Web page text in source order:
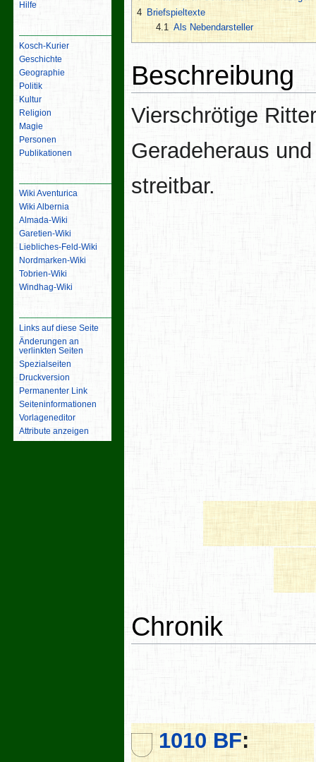
4 Briefspieltexte
4.1 Als Nebendarsteller
Beschreibung
Vierschrötige
Geradeheraus und
streitbar.
Chronik
1010 BF:
Hilfe
Kosch-Kurier
Geschichte
Geographie
Politik
Kultur
Religion
Magie
Personen
Publikationen
Wiki Aventurica
Wiki Albernia
Almada-Wiki
Garetien-Wiki
Liebliches-Feld-Wiki
Nordmarken-Wiki
Tobrien-Wiki
Windhag-Wiki
Links auf diese Seite
Änderungen an
verlinkten Seiten
Spezialseiten
Druckversion
Permanenter Link
Seiten­­informationen
Vorlageneditor
Attribute anzeigen